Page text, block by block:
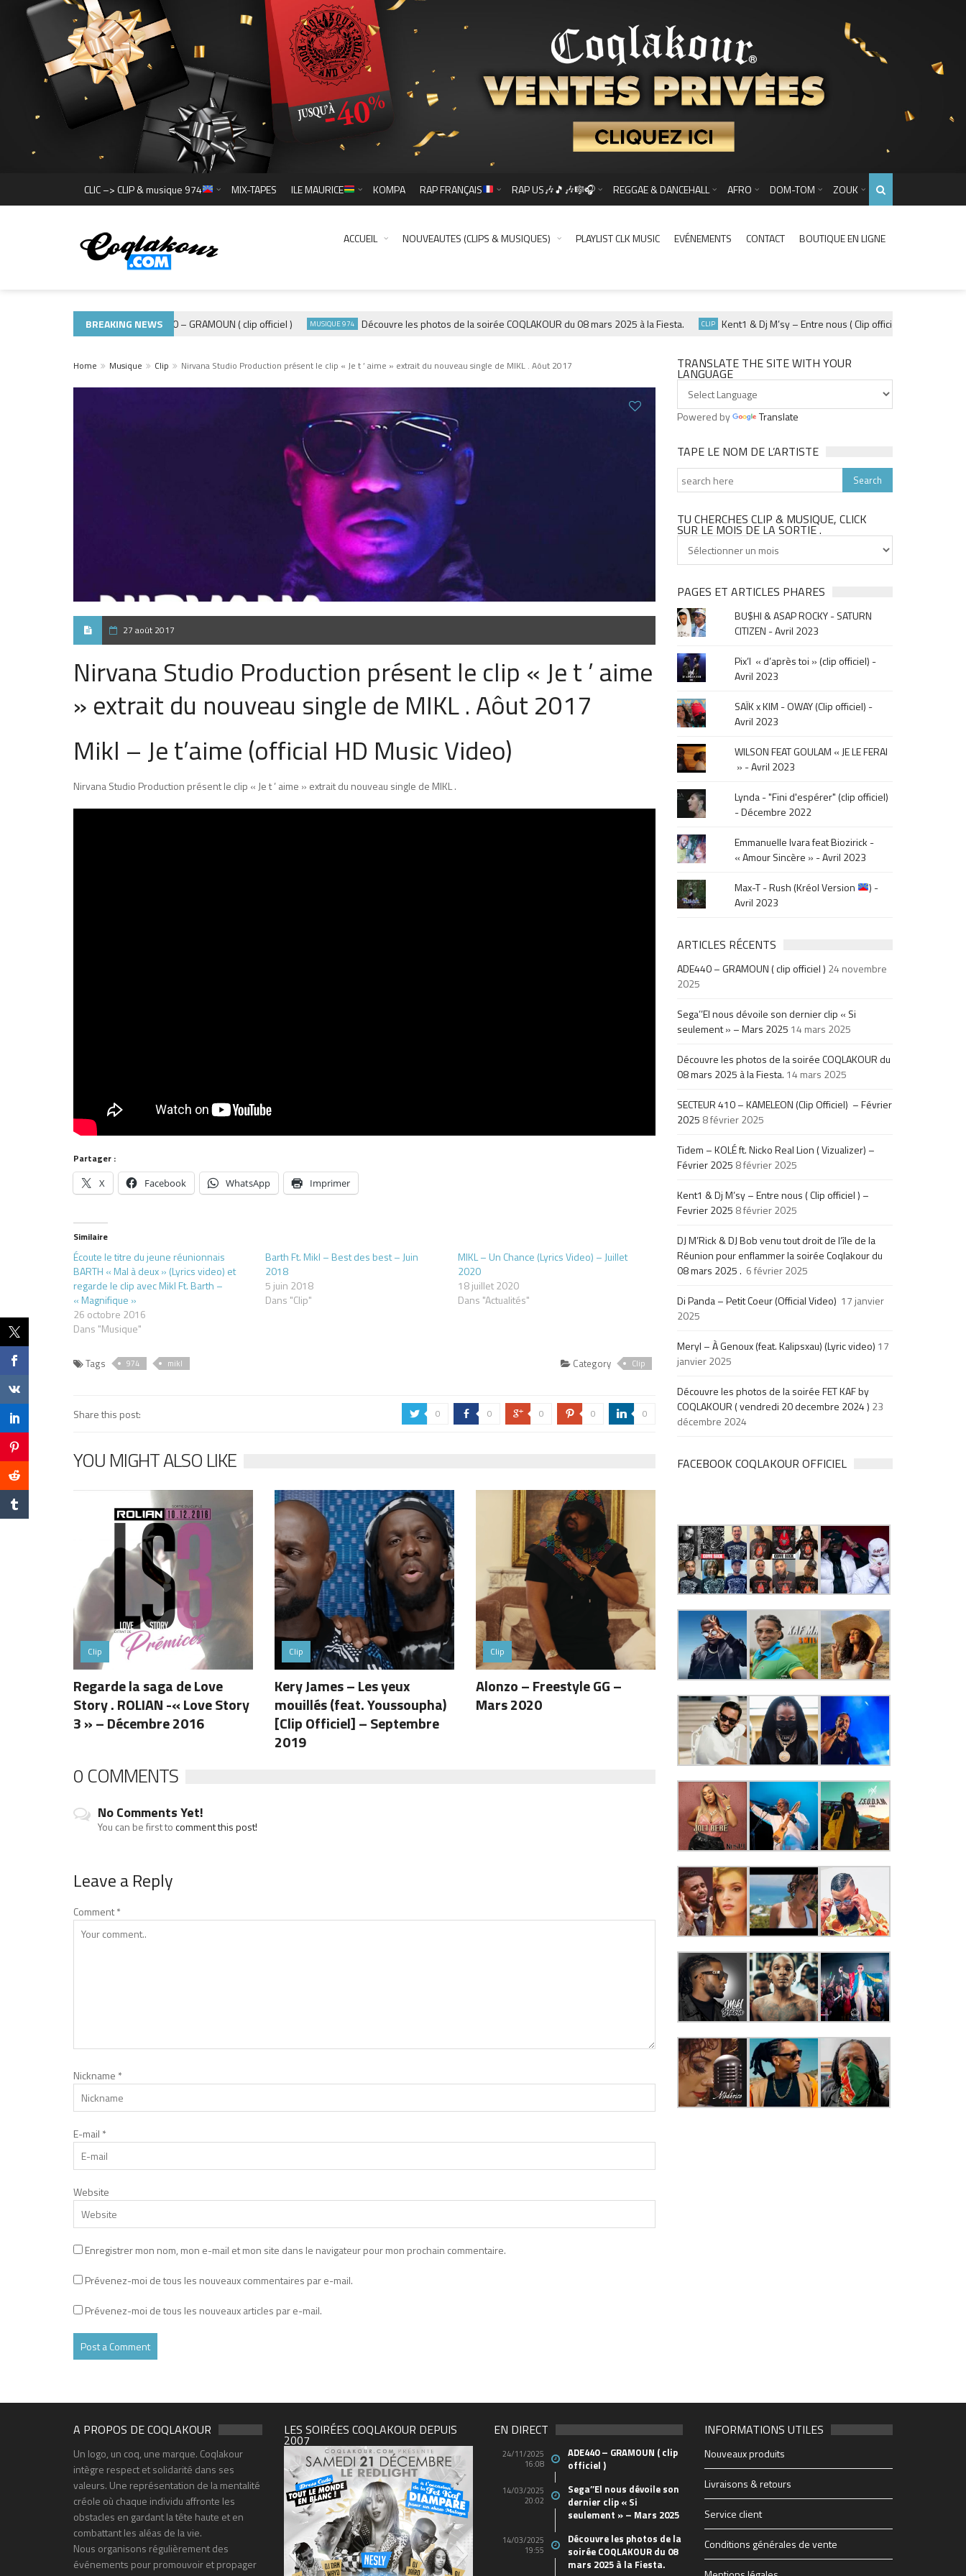
CLIC –> CLIP & musique 974 MIX-TAPES ILE MAURICE KOMPA RAP FRANÇAIS RAP US🎶🎵🎶🎼🎧 REGGAE & DANCEHALL AFRO DOM-TOM ZOUK
ACCUEIL NOUVEAUTES (CLIPS & MUSIQUES) PLAYLIST CLK MUSIC EVÉNEMENTS CONTACT BOUTIQUE EN LIGNE
BREAKING NEWS
ACTUALITÉS ADE440 – GRAMOUN ( clip officiel ) MUSIQUE 974 Découvre les photos de la soirée COQLAKOUR du 08 mars 2025 à la Fiesta. CLIP Kent1 & Dj M’sy – Entre nous ( Clip officiel ) – Fevrier 2025
Home Musique Clip Nirvana Studio Production présent le clip « Je t ’ aime » extrait du nouveau single de MIKL . Aôut 2017
27 août 2017
Nirvana Studio Production présent le clip « Je t ’ aime
» extrait du nouveau single de MIKL . Aôut 2017
Mikl – Je t’aime (official HD Music Video)
Nirvana Studio Production présent le clip « Je t ’ aime » extrait du nouveau single de MIKL .
Partager :
X Facebook WhatsApp Imprimer
Similaire
Écoute le titre du jeune réunionnais
BARTH « Mal à deux » (Lyrics video) et
regarde le clip avec Mikl Ft. Barth –
« Magnifique »
26 octobre 2016
Dans "Musique"
Barth Ft. Mikl – Best des best – Juin
2018
5 juin 2018
Dans "Clip"
MIKL – Un Chance (Lyrics Video) – Juillet
2020
18 juillet 2020
Dans "Actualités"
Tags 974 mikl Category Clip
Share this post: a 0 b 0 c 0 d 0 j 0
YOU MIGHT ALSO LIKE
Clip
Regarde la saga de Love
Story . ROLIAN -« Love Story
3 » – Décembre 2016
Clip
Kery James – Les yeux
mouillés (feat. Youssoupha)
[Clip Officiel] – Septembre
2019
Clip
Alonzo – Freestyle GG –
Mars 2020
0 COMMENTS
No Comments Yet!
You can be first tocomment this post!
Leave a Reply
Comment*
Nickname *
E-mail *
Website
Enregistrer mon nom, mon e-mail et mon site dans le navigateur pour mon prochain commentaire.
Prévenez-moi de tous les nouveaux commentaires par e-mail.
Prévenez-moi de tous les nouveaux articles par e-mail.
TRANSLATE THE SITE WITH YOUR
LANGUAGE
Powered by Translate
TAPE LE NOM DE L’ARTISTE
TU CHERCHES CLIP & MUSIQUE, CLICK
SUR LE MOIS DE LA SORTIE .
cherches
&
musique,
click
sur
le
mois
de
la
sortie
.
PAGES ET ARTICLES PHARES
BU$HI & ASAP ROCKY - SATURN
CITIZEN - Avril 2023
Pix’l « d’après toi » (clip officiel) -
Avril 2023
SAÏK x KIM - OWAY (Clip officiel) -
Avril 2023
WILSON FEAT GOULAM « JE LE FERAI
» - Avril 2023
Lynda - "Fini d'espérer" (clip officiel)
- Décembre 2022
Emmanuelle Ivara feat Biozirick -
« Amour Sincère » - Avril 2023
Max-T - Rush (Kréol Version
) -
Avril 2023
ARTICLES RÉCENTS
ADE440 – GRAMOUN ( clip officiel ) 24 novembre
2025
Sega’’El nous dévoile son dernier clip « Si
seulement » – Mars 2025 14 mars 2025
Découvre les photos de la soirée COQLAKOUR du
08 mars 2025 à la Fiesta. 14 mars 2025
SECTEUR 410 – KAMELEON (Clip Officiel) – Février
2025 8 février 2025
Tidem – KOLÉ ft. Nicko Real Lion ( Vizualizer) –
Février 2025 8 février 2025
Kent1 & Dj M’sy – Entre nous ( Clip officiel ) –
Fevrier 2025 8 février 2025
DJ M’Rick & DJ Bob venu tout droit de l’île de la
Réunion pour enflammer la soirée Coqlakour du
08 mars 2025 . 6 février 2025
Di Panda – Petit Coeur (Official Video) 17 janvier
2025
Meryl – À Genoux (feat. Kalipsxau) (Lyric video) 17
janvier 2025
Découvre les photos de la soirée FET KAF by
COQLAKOUR ( vendredi 20 decembre 2024 ) 23
décembre 2024
FACEBOOK COQLAKOUR OFFICIEL
A PROPOS DE COQLAKOUR
Un logo, un coq, une marque. Coqlakour
intègre respect et solidarité dans ses
valeurs. Une représentation de la mentalité
créole où chaque individu affronte les
obstacles en gardant la tête haute et en
combattant les aléas de la vie.
Nous organisons régulièrement des
événements pour promouvoir et propager
LES SOIRÉES COQLAKOUR DEPUIS
2007
EN DIRECT
24/11/2025
16:08
ADE440 – GRAMOUN ( clip
officiel )
14/03/2025
20:02
Sega’’El nous dévoile son
dernier clip « Si
seulement » – Mars 2025
14/03/2025
19:55
Découvre les photos de la
soirée COQLAKOUR du 08
mars 2025 à la Fiesta.
INFORMATIONS UTILES
Nouveaux produits
Livraisons & retours
Service client
Conditions générales de vente